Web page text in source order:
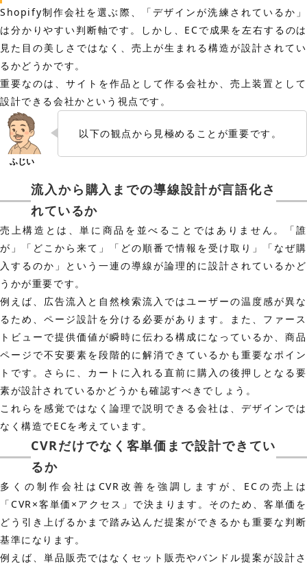
Shopify制作会社を選ぶ際、「デザインが洗練されているか」
は分かりやすい判断軸です。しかし、ECで成果を左右するのは
見た目の美しさではなく、売上が生まれる構造が設計されてい
るかどうかです。
重要なのは、サイトを作品として作る会社か、売上装置として
設計できる会社かという視点です。
以下の観点から見極めることが重要です。
流入から購入までの導線設計が言語化さ
れているか
売上構造とは、単に商品を並べることではありません。「誰
が」「どこから来て」「どの順番で情報を受け取り」「なぜ購
入するのか」という一連の導線が論理的に設計されているかど
うかが重要です。
例えば、広告流入と自然検索流入ではユーザーの温度感が異な
るため、ページ設計を分ける必要があります。また、ファース
トビューで提供価値が瞬時に伝わる構成になっているか、商品
ページで不安要素を段階的に解消できているかも重要なポイン
トです。さらに、カートに入れる直前に購入の後押しとなる要
素が設計されているかどうかも確認すべきでしょう。
これらを感覚ではなく論理で説明できる会社は、デザインでは
なく構造でECを考えています。
CVRだけでなく客単価まで設計できてい
るか
多くの制作会社はCVR改善を強調しますが、ECの売上は
「CVR×客単価×アクセス」で決まります。そのため、客単価を
どう引き上げるかまで踏み込んだ提案ができるかも重要な判断
基準になります。
例えば、単品販売ではなくセット販売やバンドル提案が設計さ